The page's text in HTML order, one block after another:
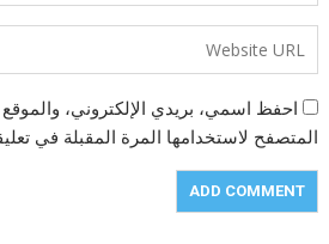
احفظ اسمي، بريدي الإلكتروني،
المتصفح لاستخدامها المرة المقبلة في